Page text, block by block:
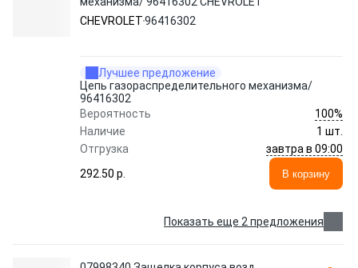
CHEVROLET96416302
Лучшее предложение
Цепь газораспределительного механизма/
96416302
Вероятность
100%
Наличие
1 шт.
Отгрузка
завтра в 09:00
292.50 p.
В корзину
Показать еще 2 предложения